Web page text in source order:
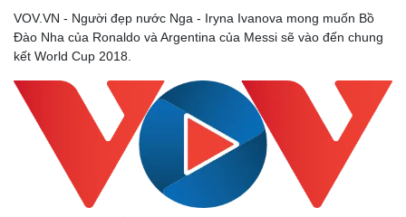
VOV.VN - Người đẹp nước Nga - Iryna Ivanova mong muốn Bồ
Đào Nha của Ronaldo và Argentina của Messi sẽ vào đến chung
kết World Cup 2018.